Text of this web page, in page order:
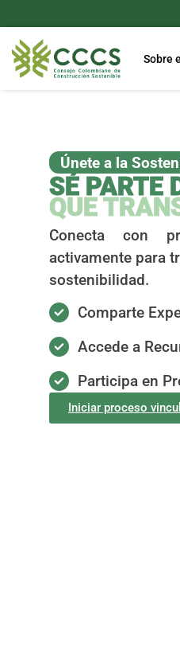
Sobre
Únete a la
SÉ PARTE
QUE
Conecta con
activamente para
sostenibilidad.
Comparte
Accede a
Participa en
Iniciar proceso